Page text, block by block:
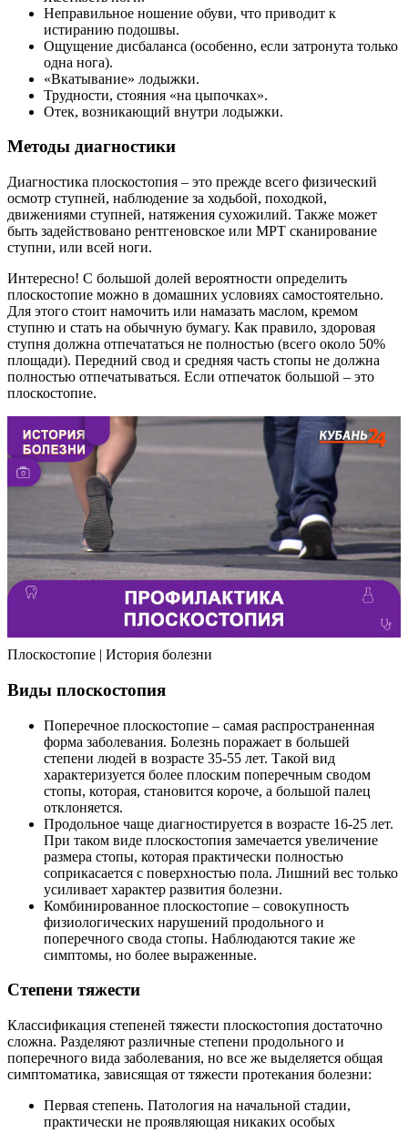
Неправильное ношение обуви, что приводит к
истиранию подошвы.
Ощущение дисбаланса (особенно, если затронута только
одна нога).
«Вкатывание» лодыжки.
Трудности, стояния «на цыпочках».
Отек, возникающий внутри лодыжки.
Методы диагностики
Диагностика плоскостопия – это прежде всего физический
осмотр ступней, наблюдение за ходьбой, походкой,
движениями ступней, натяжения сухожилий. Также может
быть задействовано рентгеновское или МРТ сканирование
ступни, или всей ноги.
Интересно! С большой долей вероятности определить
плоскостопие можно в домашних условиях самостоятельно.
Для этого стоит намочить или намазать маслом, кремом
ступню и стать на обычную бумагу. Как правило, здоровая
ступня должна отпечататься не полностью (всего около 50%
площади). Передний свод и средняя часть стопы не должна
полностью отпечатываться. Если отпечаток большой – это
плоскостопие.
Плоскостопие | История болезни
Виды плоскостопия
Поперечное плоскостопие – самая распространенная
форма заболевания. Болезнь поражает в большей
степени людей в возрасте 35-55 лет. Такой вид
характеризуется более плоским поперечным сводом
стопы, которая, становится короче, а большой палец
отклоняется.
Продольное чаще диагностируется в возрасте 16-25 лет.
При таком виде плоскостопия замечается увеличение
размера стопы, которая практически полностью
соприкасается с поверхностью пола. Лишний вес только
усиливает характер развития болезни.
Комбинированное плоскостопие – совокупность
физиологических нарушений продольного и
поперечного свода стопы. Наблюдаются такие же
симптомы, но более выраженные.
Степени тяжести
Классификация степеней тяжести плоскостопия достаточно
сложна. Разделяют различные степени продольного и
поперечного вида заболевания, но все же выделяется общая
симптоматика, зависящая от тяжести протекания болезни:
Первая степень. Патология на начальной стадии,
практически не проявляющая никаких особых